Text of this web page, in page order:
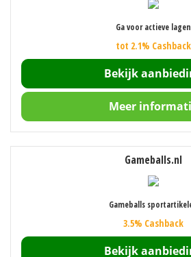
Ga voor actieve lagen
tot 2.1% Cashback
Bekijk
Meer
Gameballs.nl
Gameballs
3.5% Cashback
Bekijk